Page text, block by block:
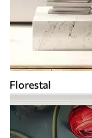
Florestal